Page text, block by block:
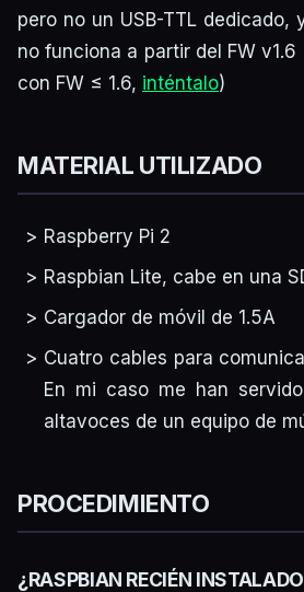
pero no un USB-TTL dedicado,
no funciona a partir del FW
con FW ≤ 1.6, inténtalo)
MATERIAL UTILIZADO
Raspberry Pi 2
Raspbian Lite, cabe en una
Cargador de móvil de 1.5A
Cuatro cables para
En mi caso me han
altavoces de un equipo de
PROCEDIMIENTO
¿RASPBIAN RECIÉN